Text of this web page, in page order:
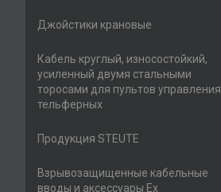
Джойстики крановые
Кабель круглый, износостойкий,
усиленный двумя стальными
торосами для пультов управления
тельферных
Продукция STEUTE
Взрывозащищенные кабельные
вводы и аксессуары Ex